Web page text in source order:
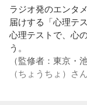
間は時代的に増え
す。
また、有吉は「吉
ん。それは養成所
からも受け継がれ
ラジオ発のエンタ
届けする「心理テ
心理テストで、心
う。
（監修者：東京
（ちょうちょ）さん